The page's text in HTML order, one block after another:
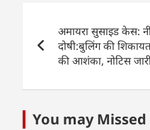
b
o
o
k
A
p
p
dI
n
navigation
अमायरा सुसाइड केस:
दोषी:बुलिंग की
की आशंका, नोटिस
You may Missed